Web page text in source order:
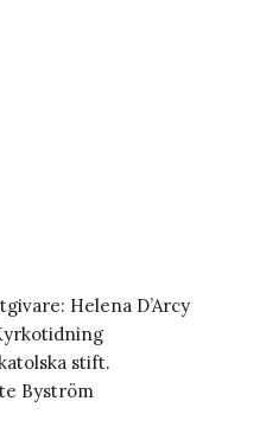
Helena D’Arcy
stift.
Byström